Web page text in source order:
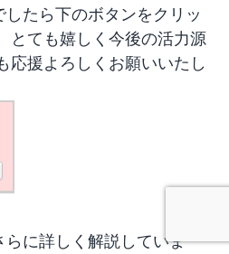
たら下のボタンをクリッ
とても嬉しく今後の活力源
応援よろしくお願いいたし
らに詳しく解説していま